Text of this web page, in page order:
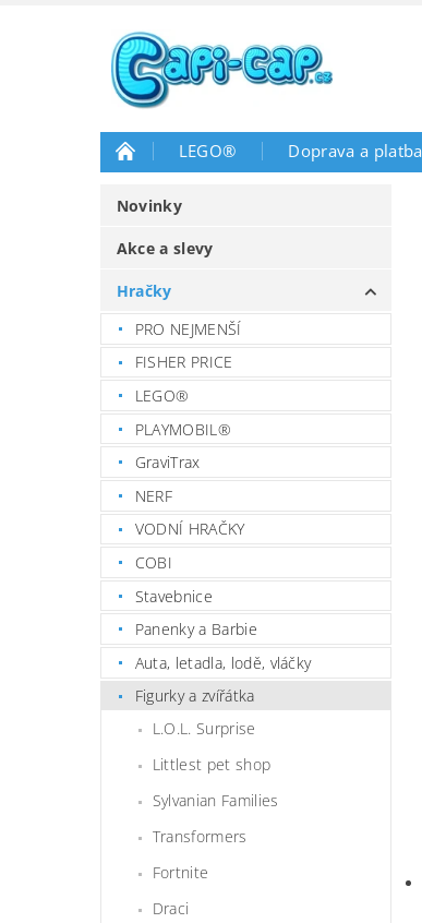
LEGO® Doprava a platba
Novinky
Akce a slevy
Hračky
PRO NEJMENŠÍ
FISHER PRICE
LEGO®
PLAYMOBIL®
GraviTrax
NERF
VODNÍ HRAČKY
COBI
Stavebnice
Panenky a Barbie
Auta, letadla, lodě, vláčky
Figurky a zvířátka
L.O.L. Surprise
Littlest pet shop
Sylvanian Families
Transformers
Fortnite
Draci